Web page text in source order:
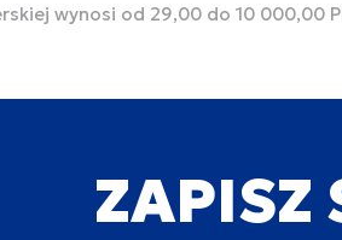
wynosi od 29,00 do 10 000,00
ZAPISZ